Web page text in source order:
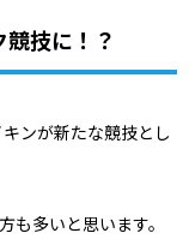
技に！？
ンが新たな競技とし
も多いと思います。